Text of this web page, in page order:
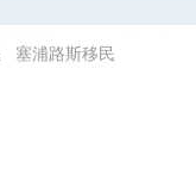
塞浦路斯移民